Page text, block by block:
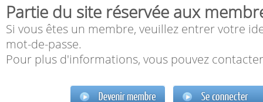
Partie du site réservée aux
Si vous êtes un membre, veuillez entrer votre
mot-de-passe.
Pour plus d'informations, vous pouvez